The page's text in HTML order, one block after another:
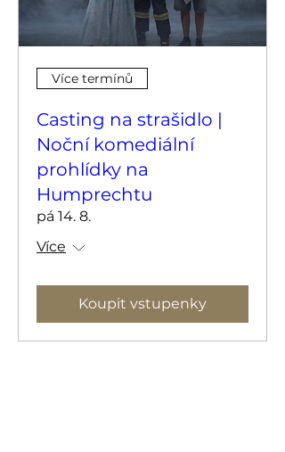
Více termínů
Casting na strašidlo |
Noční komediální
prohlídky na
Humprechtu
pá 14. 8.
Více
Koupit vstupenky